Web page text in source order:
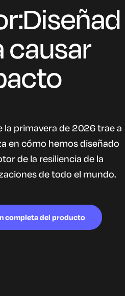
Diseñad
causar
la primavera de 2026 trae a
en cómo hemos diseñado
de la resiliencia de la
de todo el mundo.
completa del producto